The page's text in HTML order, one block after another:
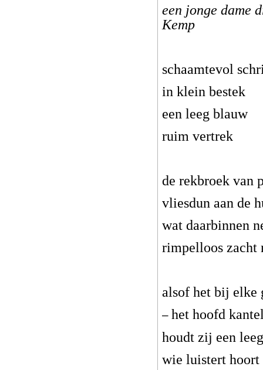
een jonge dame
Kemp
schaamtevol
in klein bestek
een leeg blauw
ruim vertrek
de rekbroek van
vliesdun aan de
wat daarbinnen
rimpelloos zacht
alsof het bij elke
– het hoofd
houdt zij een
wie luistert hoort